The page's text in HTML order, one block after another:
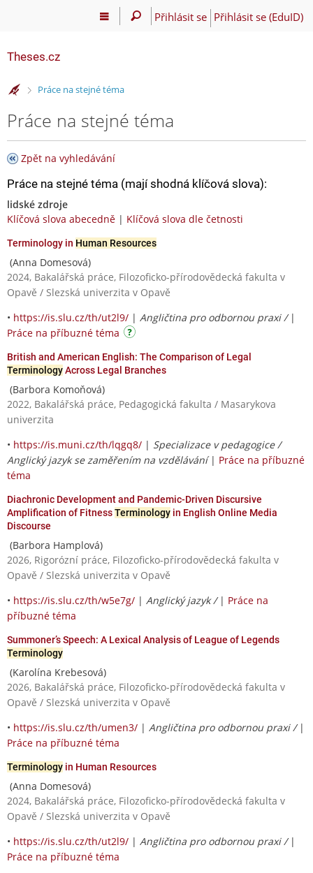
Přihlásit se Přihlásit se (EduID)
Theses.cz
>Práce na stejné téma
Práce na stejné téma
Zpět na vyhledávání
Práce na stejné téma (mají shodná klíčová slova):
lidské zdroje
Klíčová slova abecedně | Klíčová slova dle četnosti
Terminology in Human Resources
(Anna Domesová)
2024, Bakalářská práce, Filozoficko-přírodovědecká fakulta v
Opavě / Slezská univerzita v Opavě
• https://is.slu.cz/th/ut2l9/ | Angličtina pro odbornou praxi / |
Práce na příbuzné téma
British and American English: The Comparison of Legal
TerminologyAcross Legal Branches
(Barbora Komoňová)
2022, Bakalářská práce, Pedagogická fakulta / Masarykova
univerzita
• https://is.muni.cz/th/lqgq8/ | Specializace v pedagogice /
Anglický jazyk se zaměřením na vzdělávání| Práce na příbuzné
téma
Diachronic Development and Pandemic-Driven Discursive
Amplification of FitnessTerminology in English Online Media
Discourse
(Barbora Hamplová)
2026, Rigorózní práce, Filozoficko-přírodovědecká fakulta v
Opavě / Slezská univerzita v Opavě
• https://is.slu.cz/th/w5e7g/ | Anglický jazyk / | Práce na
příbuzné téma
Summoner’s Speech: A Lexical Analysis of League of Legends
Terminology
(Karolína Krebesová)
2026, Bakalářská práce, Filozoficko-přírodovědecká fakulta v
Opavě / Slezská univerzita v Opavě
• https://is.slu.cz/th/umen3/ | Angličtina pro odbornou praxi / |
Práce na příbuzné téma
Terminology in Human Resources
(Anna Domesová)
2024, Bakalářská práce, Filozoficko-přírodovědecká fakulta v
Opavě / Slezská univerzita v Opavě
• https://is.slu.cz/th/ut2l9/ | Angličtina pro odbornou praxi / |
Práce na příbuzné téma